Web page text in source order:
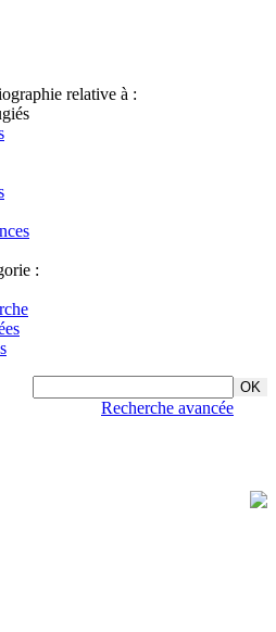
relative à :
:
Recherche avancée